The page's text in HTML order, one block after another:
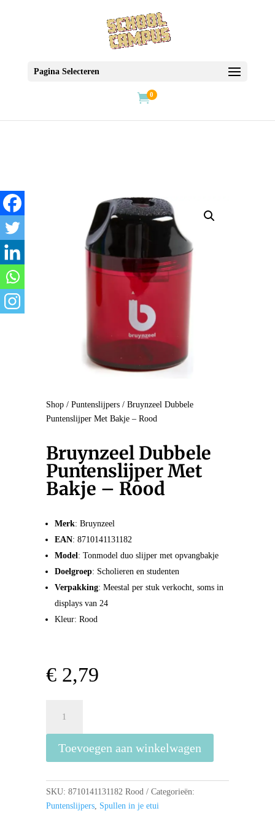
Pagina Selecteren
0
Shop/ Puntenslijpers/ Bruynzeel Dubbele
Puntenslijper Met Bakje – Rood
Bruynzeel Dubbele
Puntenslijper Met
Bakje – Rood
Merk: Bruynzeel
EAN: 8710141131182
Model: Tonmodel duo slijper met opvangbakje
Doelgroep: Scholieren en studenten
Verpakking: Meestal per stuk verkocht, soms in
displays van 24
Kleur: Rood
€2,79
Dubbele
Puntenslijper
Met
Bakje
Rood
aantal
Toevoegen aan winkelwagen
SKU: 8710141131182 Rood
Categorieën:
Puntenslijpers, Spullen in je etui